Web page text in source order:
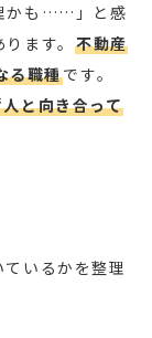
かも……」と感
ます。 不動産
る職種です。
と向き合って
いるかを整理